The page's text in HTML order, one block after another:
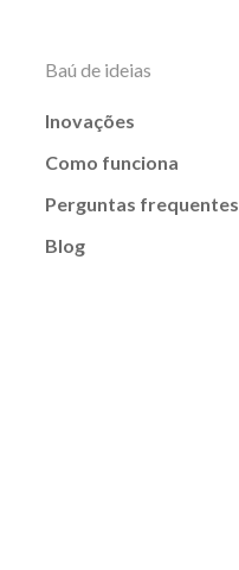
Baú de ideias
Inovações
Como funciona
Perguntas frequentes
Blog